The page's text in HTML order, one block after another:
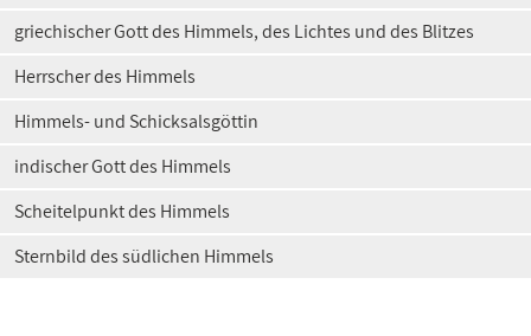
griechischer Gott des Himmels, des Lichtes und des Blitzes
Herrscher des Himmels
Himmels- und Schicksalsgöttin
indischer Gott des Himmels
Scheitelpunkt des Himmels
Sternbild des südlichen Himmels